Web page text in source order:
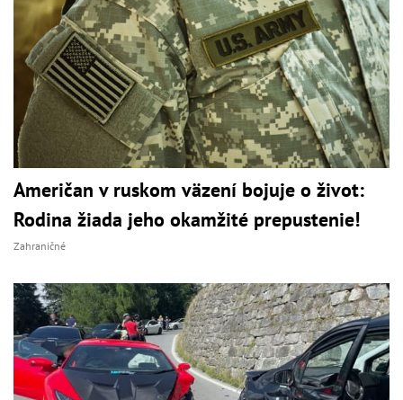
Američan v ruskom väzení bojuje o život:
Rodina žiada jeho okamžité prepustenie!
Zahraničné